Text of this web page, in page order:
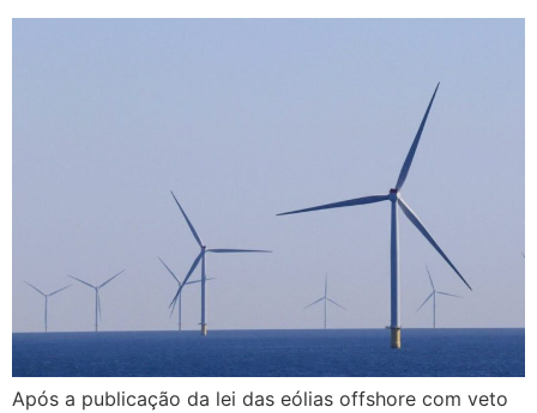
Após a publicação da lei das eólias offshore com veto